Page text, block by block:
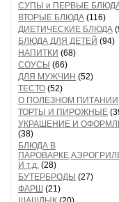
СУПЫ и ПЕРВЫЕ
ВТОРЫЕ БЛЮДА (116)
ДИЕТИЧЕСКИЕ БЛЮДА
БЛЮДА ДЛЯ ДЕТЕЙ (94)
НАПИТКИ (68)
СОУСЫ (66)
ДЛЯ МУЖЧИН (52)
ТЕСТО (52)
О ПОЛЕЗНОМ ПИТАНИИ
ТОРТЫ И ПИРОЖНЫЕ
УКРАШЕНИЕ И
(38)
БЛЮДА В
И т.д. (28)
БУТЕРБРОДЫ (27)
ФАРШ (21)